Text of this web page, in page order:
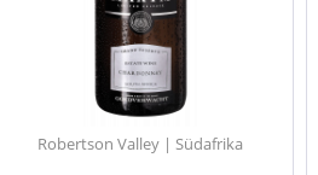
Robertson Valley | Südafrika